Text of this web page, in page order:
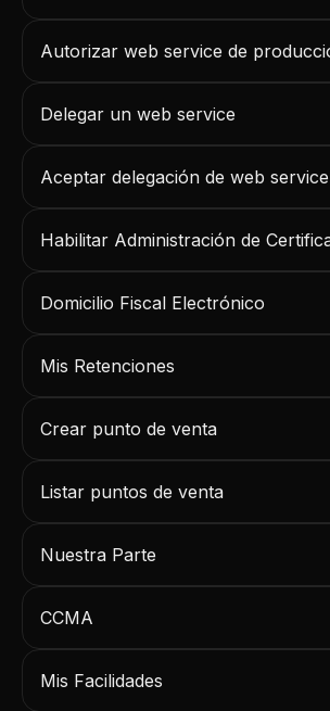
Autorizar web service de
Delegar un web service
Aceptar delegación de web service
Habilitar Administración de
Domicilio Fiscal Electrónico
Mis Retenciones
Crear punto de venta
Listar puntos de venta
Nuestra Parte
CCMA
Mis Facilidades